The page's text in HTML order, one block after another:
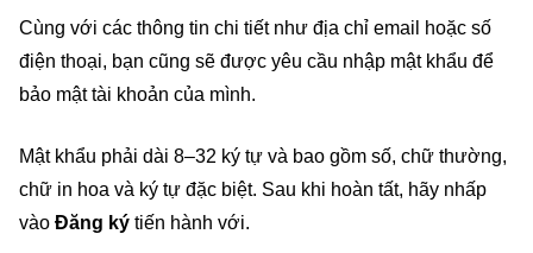
Cùng với các thông tin chi tiết như địa chỉ email hoặc số
điện thoại, bạn cũng sẽ được yêu cầu nhập mật khẩu để
bảo mật tài khoản của mình.
Mật khẩu phải dài 8–32 ký tự và bao gồm số, chữ thường,
chữ in hoa và ký tự đặc biệt. Sau khi hoàn tất, hãy nhấp
vào Đăng ký tiến hành với.